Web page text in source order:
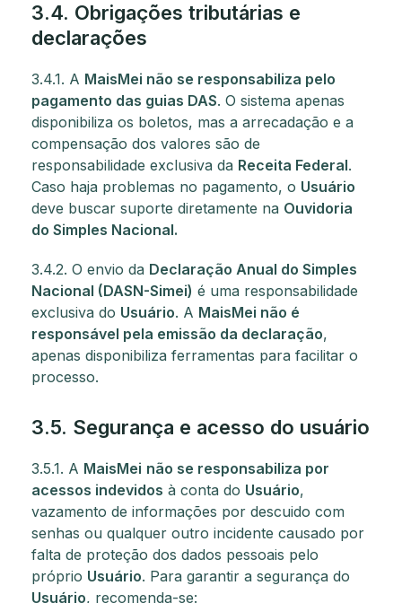
3.4. Obrigações tributárias e
declarações
3.4.1. A MaisMei não se responsabiliza pelo
pagamento das guias DAS. O sistema apenas
disponibiliza os boletos, mas a arrecadação e a
compensação dos valores são de
responsabilidade exclusiva da Receita Federal.
Caso haja problemas no pagamento, o Usuário
deve buscar suporte diretamente na Ouvidoria
do Simples Nacional.
3.4.2. O envio da Declaração Anual do Simples
Nacional (DASN-Simei) é uma responsabilidade
exclusiva do Usuário. A MaisMei não é
responsável pela emissão da declaração,
apenas disponibiliza ferramentas para facilitar o
processo.
3.5. Segurança e acesso do usuário
3.5.1. A MaisMei não se responsabiliza por
acessos indevidos à conta do Usuário,
vazamento de informações por descuido com
senhas ou qualquer outro incidente causado por
falta de proteção dos dados pessoais pelo
próprio Usuário. Para garantir a segurança do
Usuário, recomenda-se: